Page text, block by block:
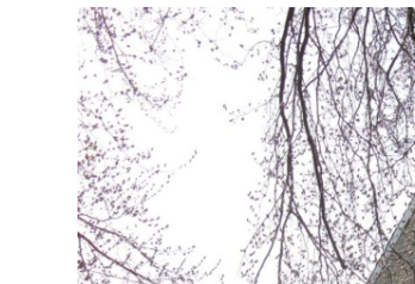
der franz. Bresse (einem
umgeben von einer ca.2 ha großen
Wir züchten unsere Jungtiere (sowohl bei
unseres Vertrauens geschlachtet, zerlegt
wir selber. Besuchen Sie auch